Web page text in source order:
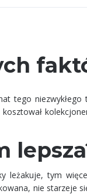
tego
leżakuje, tym
nie starzeje